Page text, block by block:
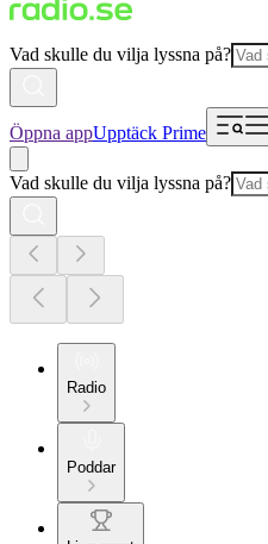
Vad skulle du vilja lyssna på?
Öppna appUpptäck Prime
Vad skulle du vilja lyssna på?
Radio
Poddar